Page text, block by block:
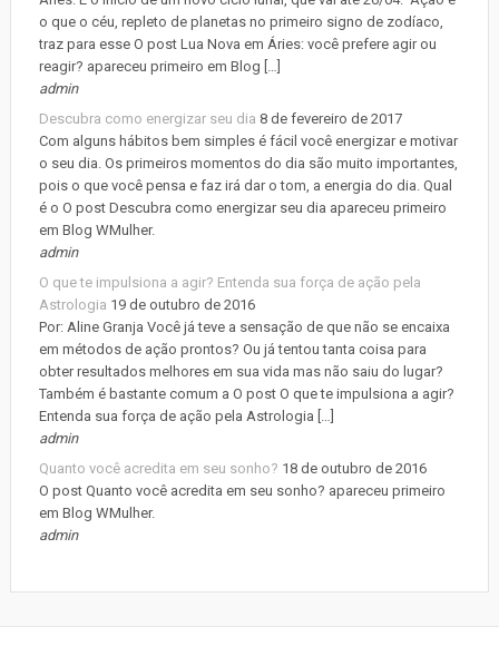
o que o céu, repleto de planetas no primeiro signo de zodíaco,
traz para esse O post Lua Nova em Áries: você prefere agir ou
reagir? apareceu primeiro em Blog […]
admin
Descubra como energizar seu dia 8 de fevereiro de 2017
Com alguns hábitos bem simples é fácil você energizar e motivar
o seu dia. Os primeiros momentos do dia são muito importantes,
pois o que você pensa e faz irá dar o tom, a energia do dia. Qual
é o O post Descubra como energizar seu dia apareceu primeiro
em Blog WMulher.
admin
O que te impulsiona a agir? Entenda sua força de ação pela
Astrologia 19 de outubro de 2016
Por: Aline Granja Você já teve a sensação de que não se encaixa
em métodos de ação prontos? Ou já tentou tanta coisa para
obter resultados melhores em sua vida mas não saiu do lugar?
Também é bastante comum a O post O que te impulsiona a agir?
Entenda sua força de ação pela Astrologia […]
admin
Quanto você acredita em seu sonho? 18 de outubro de 2016
O post Quanto você acredita em seu sonho? apareceu primeiro
em Blog WMulher.
admin